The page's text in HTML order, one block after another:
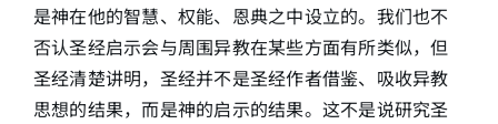
是神在他的智慧、权能、恩典之中设立的。我们也不
否认圣经启示会与周围异教在某些方面有所类似，但
圣经清楚讲明，圣经并不是圣经作者借鉴、吸收异教
思想的结果，而是神的启示的结果。这不是说研究圣